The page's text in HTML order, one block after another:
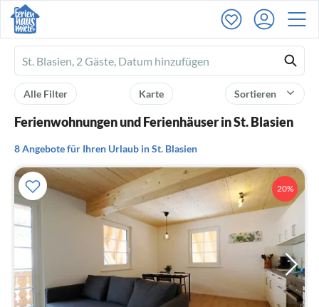
Ferienhausmiete
logo
Sortieren
Karte
Alle Filter
Ferienwohnungen und Ferienhäuser in St. Blasien
8 Angebote für Ihren Urlaub in St. Blasien
20%